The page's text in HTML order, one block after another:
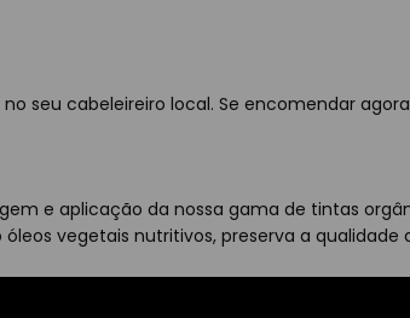
seu cabeleireiro local. Se encomendar
e aplicação da nossa gama de tintas
vegetais nutritivos, preserva a